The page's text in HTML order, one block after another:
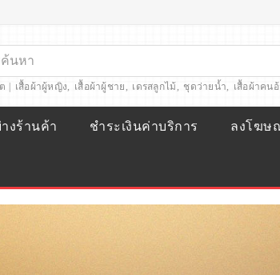
| เสื้อผ้าผู้หญิง, เสื้อผ้าผู้ชาย, เดรสลูกไม้, ชุดว่ายน้ำ, เสื้อผ้าคน
งร้านค้า ชำระเงินค่าบริการ ลงโฆษ